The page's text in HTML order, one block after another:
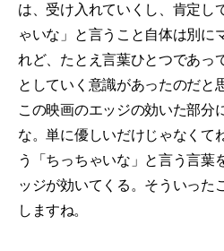
は、受け入れていくし、肯定し
ゃいな」と言うこと自体は別に
れど、たとえ言葉ひとつであっ
としていく意識があったのだと
この映画のエッジの効いた部分
な。単に優しいだけじゃなくて
う「ちっちゃいな」と言う言葉
ッジが効いてくる。そういった
しますね。